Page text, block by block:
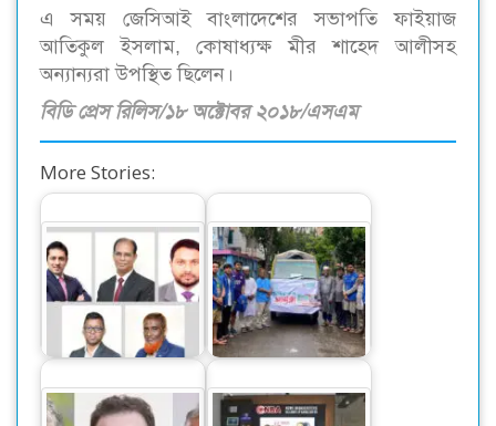
এ সময় জেসিআই বাংলাদেশের সভাপতি ফাইয়াজ
আতিকুল ইসলাম, কোষাধ্যক্ষ মীর শাহেদ আলীসহ
অন্যান্যরা উপস্থিত ছিলেন।
বিডি প্রেস রিলিস/১৮ অক্টোবর ২০১৮/এসএম
More Stories:
ইউনাইটেড কমার্শিয়াল
ব্যাংক পিএলসি
(ইউসিবি)-র…
চট্টগ্রামে বানবাসীদের
পাশে আইএসডিই ও যুব
ভোক্তা…